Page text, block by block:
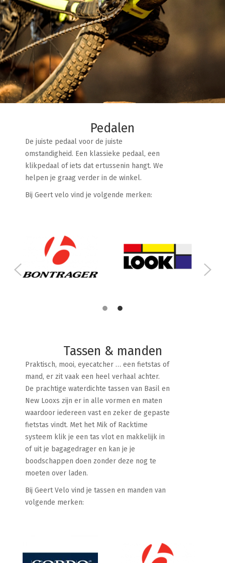
Pedalen
De juiste pedaal voor de juiste
omstandigheid. Een klassieke pedaal, een
klikpedaal of iets dat ertussenin hangt. We
helpen je graag verder in de winkel.
Bij Geert velo vind je volgende merken:
Tassen & manden
Praktisch, mooi, eyecatcher … een fietstas of
mand, er zit vaak een heel verhaal achter.
De prachtige waterdichte tassen van Basil en
New Looxs zijn er in alle vormen en maten
waardoor iedereen vast en zeker de gepaste
fietstas vindt. Met het Mik of Racktime
systeem klik je een tas vlot en makkelijk in
of uit je bagagedrager en kan je je
boodschappen doen zonder deze nog te
moeten over laden.
Bij Geert Velo vind je tassen en manden van
volgende merken: